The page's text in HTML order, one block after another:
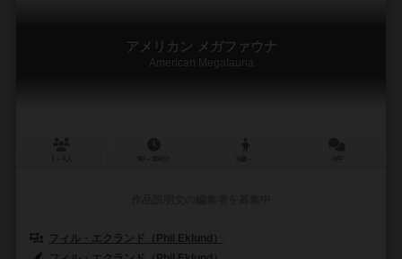
アメリカン メガファウナ
American Megafauna
フィル・エクランド（Phil Eklund）